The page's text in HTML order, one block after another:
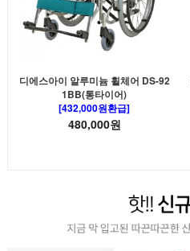
디에스아이 알루미늄 휠체어 DS-92
1BB(통타이어)
[432,000원환급]
480,000원